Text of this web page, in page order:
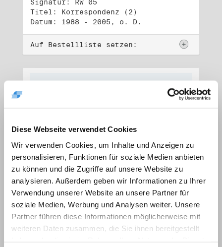
Diese Webseite verwendet Cookies
Wir verwenden Cookies, um Inhalte und Anzeigen zu
personalisieren, Funktionen für soziale Medien anbieten
zu können und die Zugriffe auf unsere Website zu
analysieren. Außerdem geben wir Informationen zu Ihrer
Verwendung unserer Website an unsere Partner für
soziale Medien, Werbung und Analysen weiter. Unsere
Partner führen diese Informationen möglicherweise mit
weiteren Daten zusammen, die Sie ihnen bereitgestellt
Signatur: RW 05
Titel: Korrespondenz (2)
Datum: 1988 - 2005, o. D.
Auf Bestellliste setzen:
Signatur: RW 06
Titel: Lebensdokumente
Datum: 1972 - 2001